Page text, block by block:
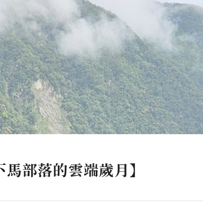
部落的雲端歲月】